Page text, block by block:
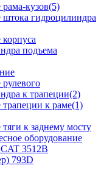
кузов(5)
штока гидроцилиндра
подъема
к трапеции(2)
к раме(1)
к заднему мосту
оборудование
3512B
793D